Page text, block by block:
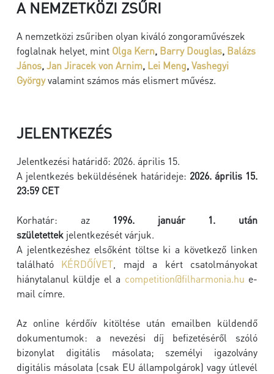
A NEMZETKÖZI ZSŰRI
A nemzetközi zsűriben olyan kiváló zongoraművészek
foglalnak helyet, mint Olga Kern, Barry Douglas, Balázs
János,Jan Jiracek von Arnim, Lei Meng,Vashegyi
Györgyvalamint számos más elismert művész.
JELENTKEZÉS
Jelentkezési határidő: 2026. április 15.
A jelentkezés beküldésének határideje: 2026. április 15.
23:59 CET
Korhatár: az 1996. január 1. után
születettek jelentkezését várjuk.
A jelentkezéshez elsőként töltse ki a következő linken
található KÉRDŐÍVET , majd a kért csatolmányokat
hiánytalanul küldje el a competition@filharmonia.hu e-
mail címre.
Az online kérdőív kitöltése után emailben küldendő
dokumentumok: a nevezési díj befizetéséről szóló
bizonylat digitális másolata; személyi igazolvány
digitális másolata (csak EU állampolgárok) vagy útlevél